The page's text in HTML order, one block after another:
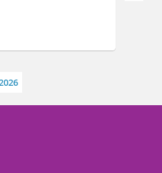
Коробки
стерилизационные КСКФ с